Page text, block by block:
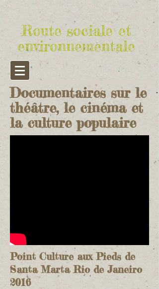
Route sociale et
environnementale
Documentaires sur le
théâtre, le cinéma et
la culture populaire
Point Culture aux Pieds de
Santa Marta Rio de Janeiro
2016